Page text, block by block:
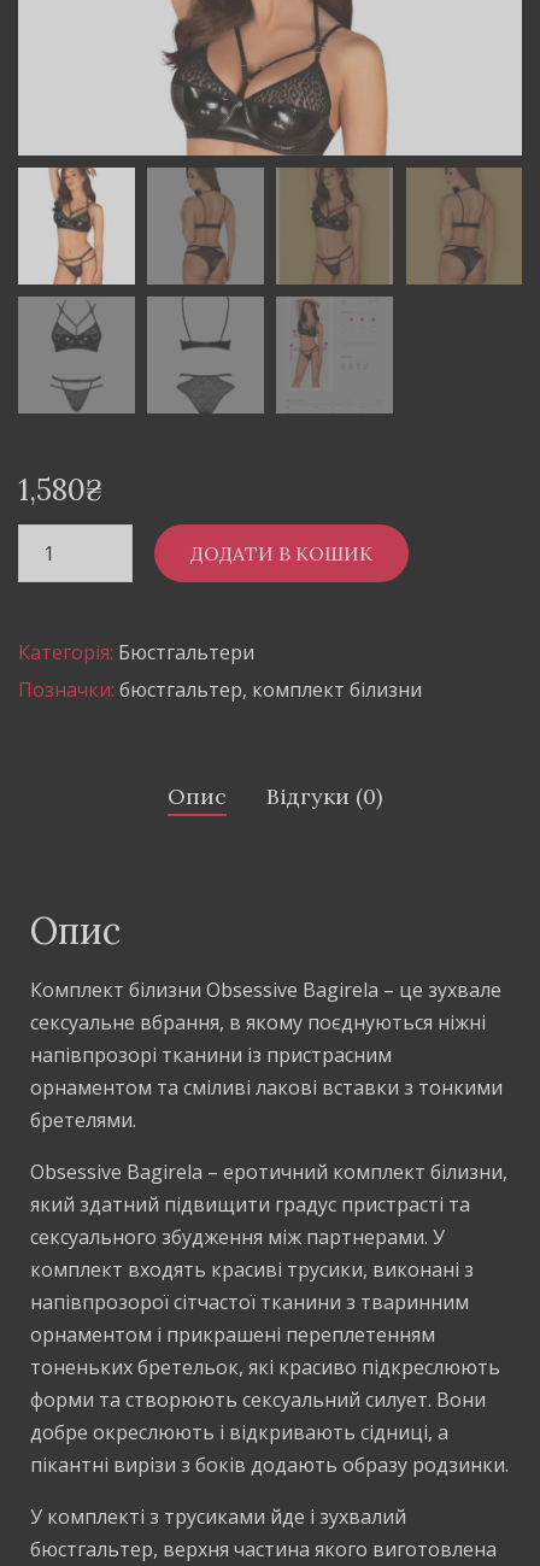
1,580₴
ДОДАТИ В КОШИК
Категорія: Бюстгальтери
Позначки: бюстгальтер, комплект білизни
Опис Відгуки (0)
Опис
Комплект білизни Obsessive Bagirela – це зухвале
сексуальне вбрання, в якому поєднуються ніжні
напівпрозорі тканини із пристрасним
орнаментом та сміливі лакові вставки з тонкими
бретелями.
Obsessive Bagirela – еротичний комплект білизни,
який здатний підвищити градус пристрасті та
сексуального збудження між партнерами. У
комплект входять красиві трусики, виконані з
напівпрозорої сітчастої тканини з тваринним
орнаментом і прикрашені переплетенням
тоненьких бретельок, які красиво підкреслюють
форми та створюють сексуальний силует. Вони
добре окреслюють і відкривають сідниці, а
пікантні вирізи з боків додають образу родзинки.
У комплекті з трусиками йде і зухвалий
бюстгальтер, верхня частина якого виготовлена